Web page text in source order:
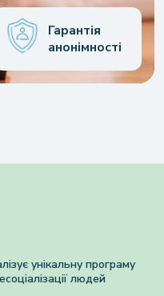
Гарантія
анонімності
унікальну програму
людей